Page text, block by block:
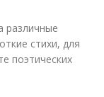
различные
стихи, для
поэтических